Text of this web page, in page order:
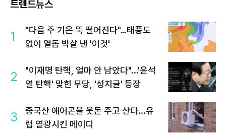
트렌드뉴스
1
"다음 주 기온 뚝 떨어진다"…태풍도
없이 열돔 박살 낸 '이것'
2
"이재명 탄핵, 얼마 안 남았다"...'윤석
열 탄핵' 맞힌 무당, '성지글' 등장
3
중국산 에어콘을 웃돈 주고 산다...유
럽 열광시킨 메이디